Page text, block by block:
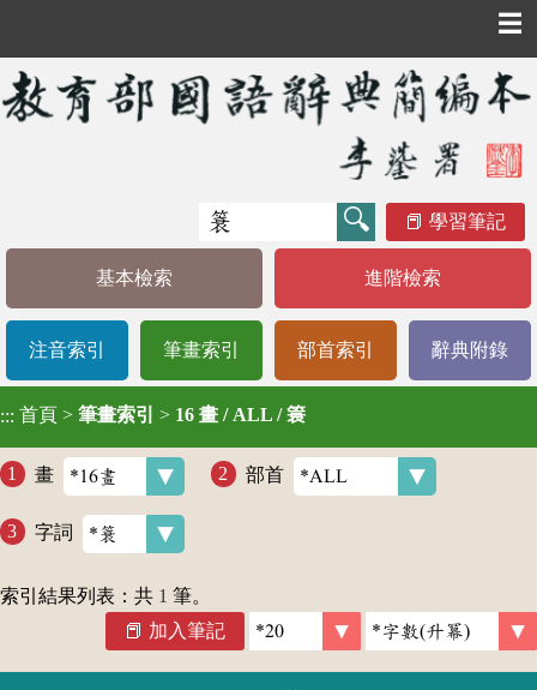
☰
學習筆記
基本檢索 進階檢索
注音索引 筆畫索引 部首索引 辭典附錄
::: 首頁 > 筆畫索引 > 16 畫 / ALL / 簑
畫 部首
字詞
索引結果列表：共 1 筆。
加入筆記